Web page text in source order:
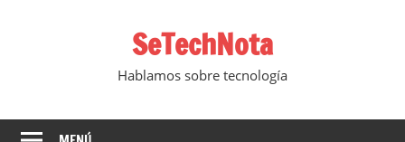
SeTechNota
Hablamos sobre tecnología